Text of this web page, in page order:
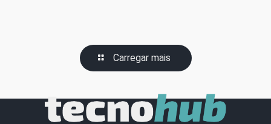
Carregar mais